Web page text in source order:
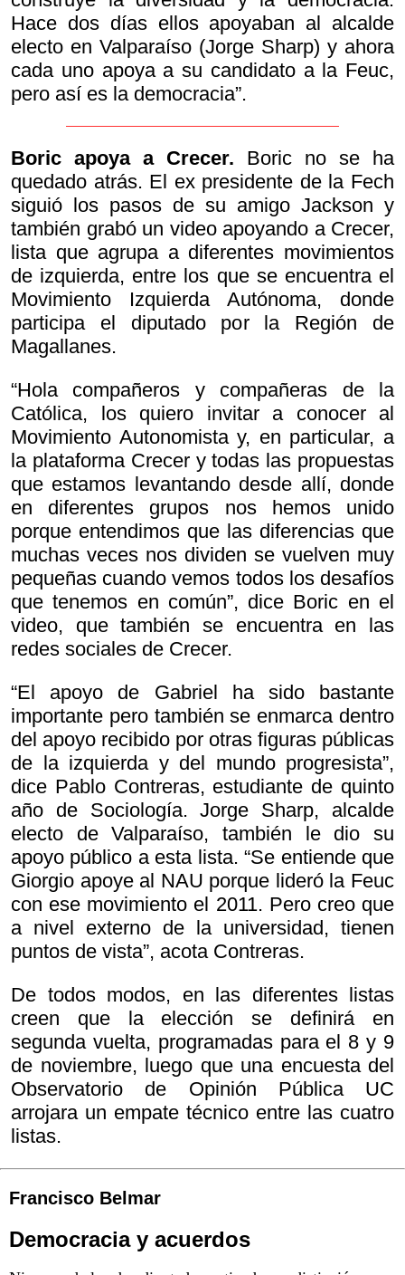
Hace dos días ellos apoyaban al alcalde
electo en Valparaíso (Jorge Sharp) y ahora
cada uno apoya a su candidato a la Feuc,
pero así es la democracia”.
Boric apoya a Crecer. Boric no se ha
quedado atrás. El ex presidente de la Fech
siguió los pasos de su amigo Jackson y
también grabó un video apoyando a Crecer,
lista que agrupa a diferentes movimientos
de izquierda, entre los que se encuentra el
Movimiento Izquierda Autónoma, donde
participa el diputado por la Región de
Magallanes.
“Hola compañeros y compañeras de la
Católica, los quiero invitar a conocer al
Movimiento Autonomista y, en particular, a
la plataforma Crecer y todas las propuestas
que estamos levantando desde allí, donde
en diferentes grupos nos hemos unido
porque entendimos que las diferencias que
muchas veces nos dividen se vuelven muy
pequeñas cuando vemos todos los desafíos
que tenemos en común”, dice Boric en el
video, que también se encuentra en las
redes sociales de Crecer.
“El apoyo de Gabriel ha sido bastante
importante pero también se enmarca dentro
del apoyo recibido por otras figuras públicas
de la izquierda y del mundo progresista”,
dice Pablo Contreras, estudiante de quinto
año de Sociología. Jorge Sharp, alcalde
electo de Valparaíso, también le dio su
apoyo público a esta lista. “Se entiende que
Giorgio apoye al NAU porque lideró la Feuc
con ese movimiento el 2011. Pero creo que
a nivel externo de la universidad, tienen
puntos de vista”, acota Contreras.
De todos modos, en las diferentes listas
creen que la elección se definirá en
segunda vuelta, programadas para el 8 y 9
de noviembre, luego que una encuesta del
Observatorio de Opinión Pública UC
arrojara un empate técnico entre las cuatro
listas.
Francisco Belmar
Democracia y acuerdos